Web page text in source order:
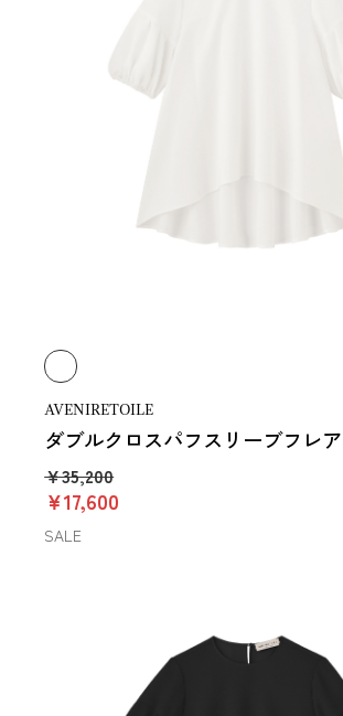
AVENIRETOILE
ダブルクロスパフスリーブフレ
￥35,200
￥17,600
SALE